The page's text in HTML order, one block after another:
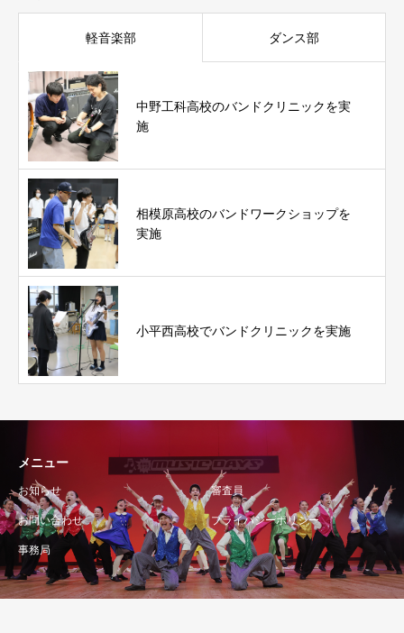
軽音楽部 ダンス部
中野工科高校のバンドクリニックを実
施
相模原高校のバンドワークショップを
実施
小平西高校でバンドクリニックを実施
メニュー
お知らせ 審査員
お問い合わせ プライバシーポリシー
事務局